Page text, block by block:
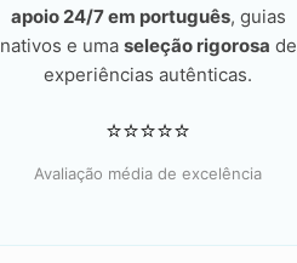
apoio 24/7 em português, guias
nativos e uma seleção rigorosa de
experiências autênticas.
⭐⭐⭐⭐⭐
Avaliação média de excelência